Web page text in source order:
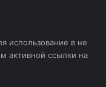
использование в не
активной ссылки на